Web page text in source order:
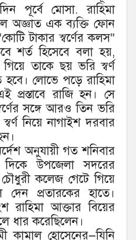
পূর্বে মোসা. রাহিমা
অজ্ঞাত এক ব্যক্তি ফোন
টাকার স্বর্ণের কলস”
শর্ত হিসেবে বলা হয়,
তাকে ছয় ভরি স্বর্ণ
লোভে পড়ে রাহিমা
প্রস্তাবে রাজি হন। সে
সঙ্গে আরও তিন ভরি
নিয়ে নাগাইশ দরবার
অনুযায়ী গত শনিবার
উপজেলা সদরের
কলেজ গেটে গিয়ে
প্রতারকের হাতে।
রাহিমা আক্তার বিয়ের
ধার করেছিলেন।
কামাল হোসেনের—যিনি